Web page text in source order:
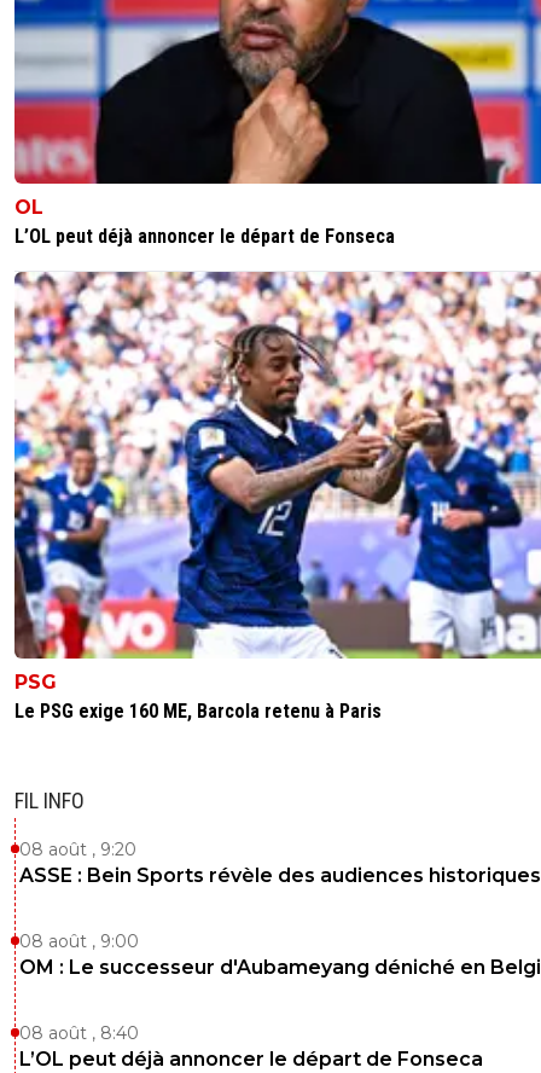
OL
L’OL peut déjà annoncer le départ de Fonseca
PSG
Le PSG exige 160 ME, Barcola retenu à Paris
FIL INFO
08 août , 9:20
ASSE : Bein Sports révèle des audiences historiques
08 août , 9:00
OM : Le successeur d'Aubameyang déniché en
08 août , 8:40
L’OL peut déjà annoncer le départ de Fonseca